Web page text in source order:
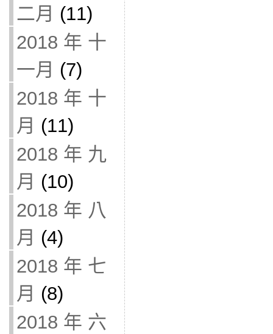
二月 (11)
2018 年 十
一月 (7)
2018 年 十
月 (11)
2018 年 九
月 (10)
2018 年 八
月 (4)
2018 年 七
月 (8)
2018 年 六